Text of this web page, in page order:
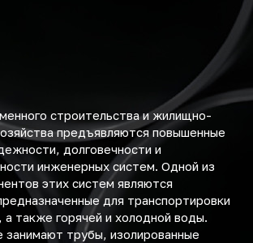
строительства и жилищно-
предъявляются повышенные
долговечности и
инженерных систем. Одной из
этих систем являются
для транспортировки
а также горячей и холодной воды.
занимают трубы, изолированные